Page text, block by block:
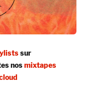
sur
nosmixtapes